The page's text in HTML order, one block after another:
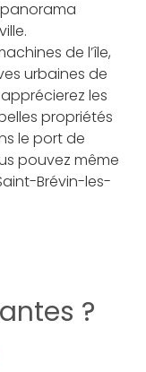
de l’île,
urbaines de
les
propriétés
le port de
pouvez même
Brévin-les-
?